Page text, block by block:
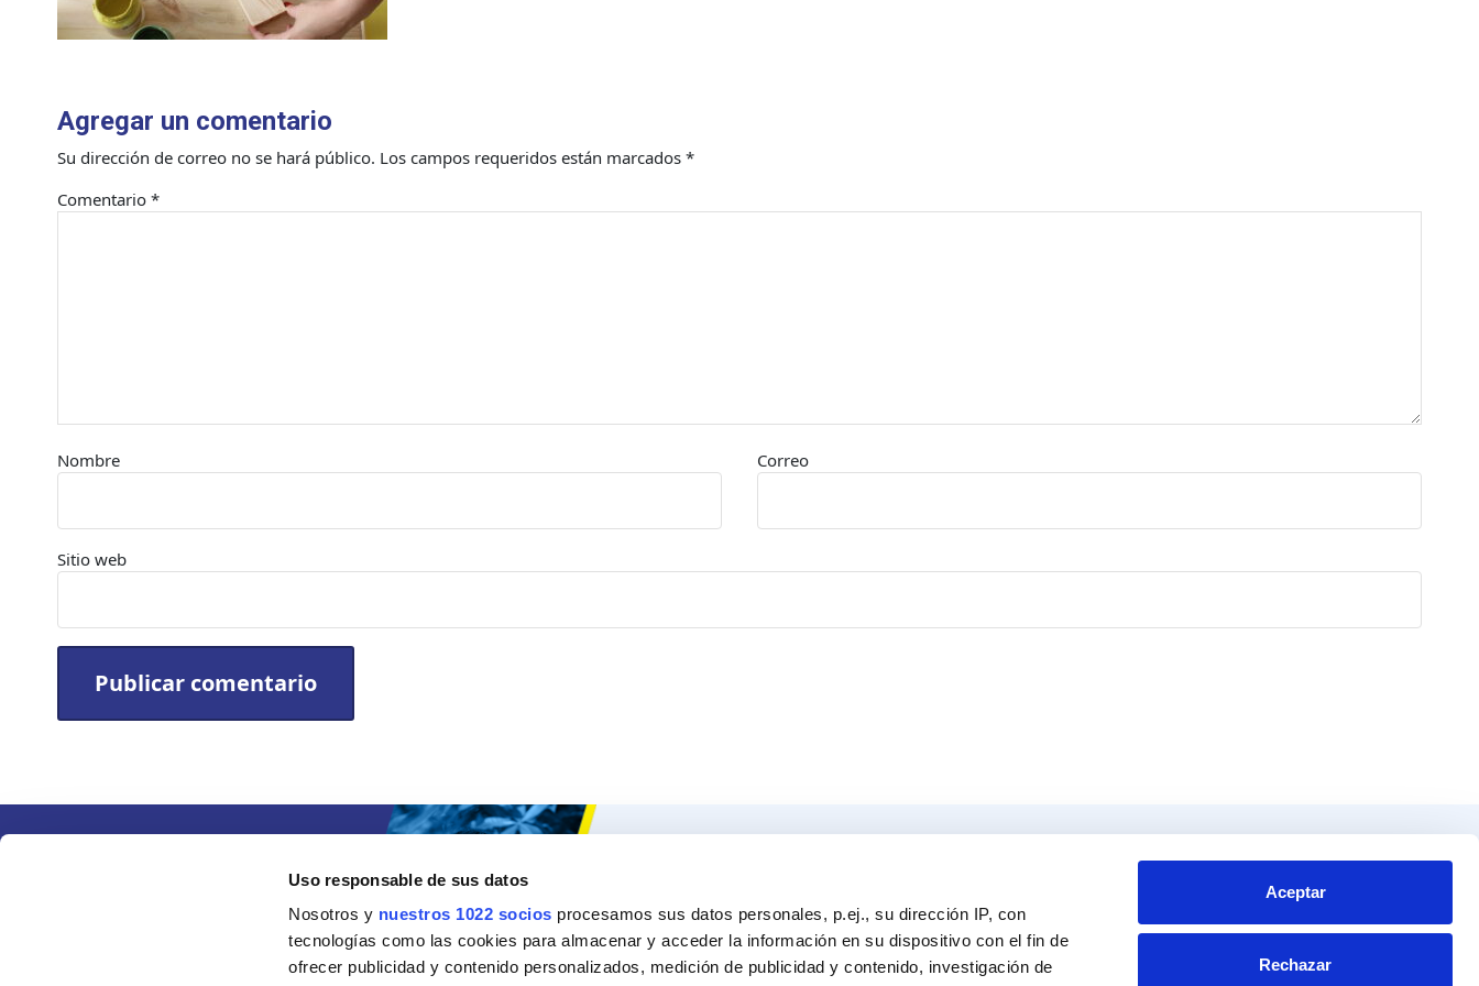
Uso responsable de sus datos
Nosotros y nuestros 1022 socios procesamos sus datos personales, p.ej., su dirección IP, con
tecnologías como las cookies para almacenar y acceder la información en su dispositivo con el fin de
ofrecer publicidad y contenido personalizados, medición de publicidad y contenido, investigación de
Aceptar
Rechazar
Agregar un comentario
Su dirección de correo no se hará público. Los campos requeridos están marcados *
Comentario *
Nombre Correo
Sitio web
Manualidades
Bricolaje
Recomendador
Pregunta al experto
Contacto
Blvd. Toluca No. 49 y 51.
C.P. 53500